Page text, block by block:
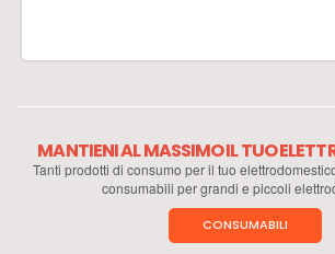
MANTIENI AL MASSIMO IL TUO
Tanti prodotti di consumo per il tuo
consumabili per grandi e piccoli
CONSUMABILI